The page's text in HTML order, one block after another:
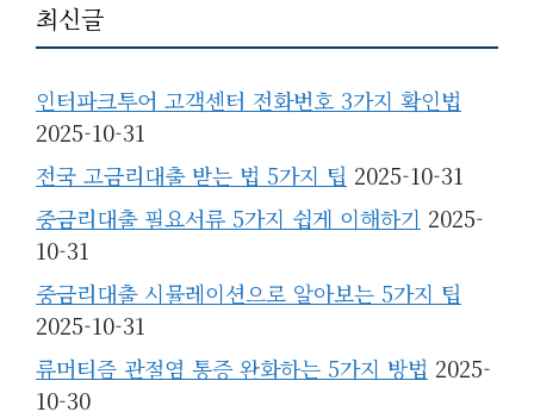
최신글
인터파크투어 고객센터 전화번호 3가지 확인법
2025-10-31
전국 고금리대출 받는 법 5가지 팁 2025-10-31
중금리대출 필요서류 5가지 쉽게 이해하기 2025-
10-31
중금리대출 시뮬레이션으로 알아보는 5가지 팁
2025-10-31
류머티즘 관절염 통증 완화하는 5가지 방법 2025-
10-30